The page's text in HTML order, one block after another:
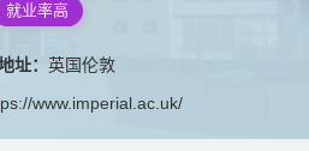
就业率高
址： 英国伦敦
www.imperial.ac.uk/